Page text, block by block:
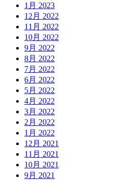
1月 2023
12月 2022
11月 2022
10月 2022
9月 2022
8月 2022
7月 2022
6月 2022
5月 2022
4月 2022
3月 2022
2月 2022
1月 2022
12月 2021
11月 2021
10月 2021
9月 2021